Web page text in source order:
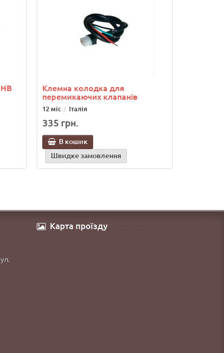
НВ Клемна колодка для
перемикаючих клапанів
12 міс Італія
335 грн.
В кошик
Швидке замовлення
Карта проїзду